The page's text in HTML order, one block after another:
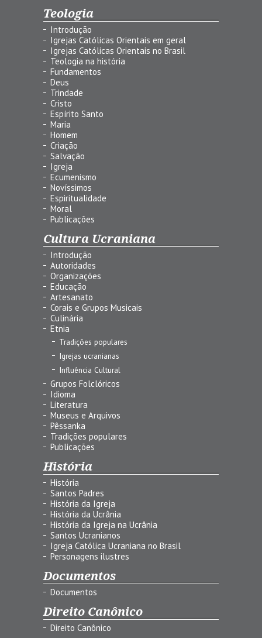
Teologia
Introdução
Igrejas Católicas Orientais em geral
Igrejas Católicas Orientais no Brasil
Teologia na história
Fundamentos
Deus
Trindade
Cristo
Espírito Santo
Maria
Homem
Criação
Salvação
Igreja
Ecumenismo
Novíssimos
Espiritualidade
Moral
Publicações
Cultura Ucraniana
Introdução
Autoridades
Organizações
Educação
Artesanato
Corais e Grupos Musicais
Culinária
Etnia
Tradições populares
Igrejas ucranianas
Influência Cultural
Grupos Folclóricos
Idioma
Literatura
Museus e Arquivos
Pêssanka
Tradições populares
Publicações
História
História
Santos Padres
História da Igreja
História da Ucrânia
História da Igreja na Ucrânia
Santos Ucranianos
Igreja Católica Ucraniana no Brasil
Personagens ilustres
Documentos
Documentos
Direito Canônico
Direito Canônico